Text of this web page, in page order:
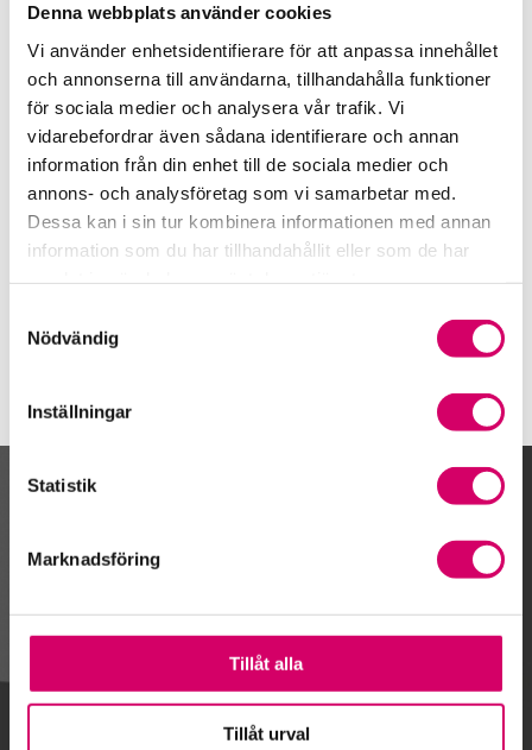
Denna webbplats använder cookies
Vi använder enhetsidentifierare för att anpassa innehållet
och annonserna till användarna, tillhandahålla funktioner
för sociala medier och analysera vår trafik. Vi
vidarebefordrar även sådana identifierare och annan
information från din enhet till de sociala medier och
annons- och analysföretag som vi samarbetar med.
Dessa kan i sin tur kombinera informationen med annan
information som du har tillhandahållit eller som de har
Nödvändig
Inställningar
Statistik
Marknadsföring
Tillåt alla
Tillåt urval
Brewelius Redovisning AB
Srf Auktoriserade konsulter
Natalia Hellström Brewelius
Auktoriserad Redovisningskonsult
Höör
Gå till kalendariet
Lägg till i kalender